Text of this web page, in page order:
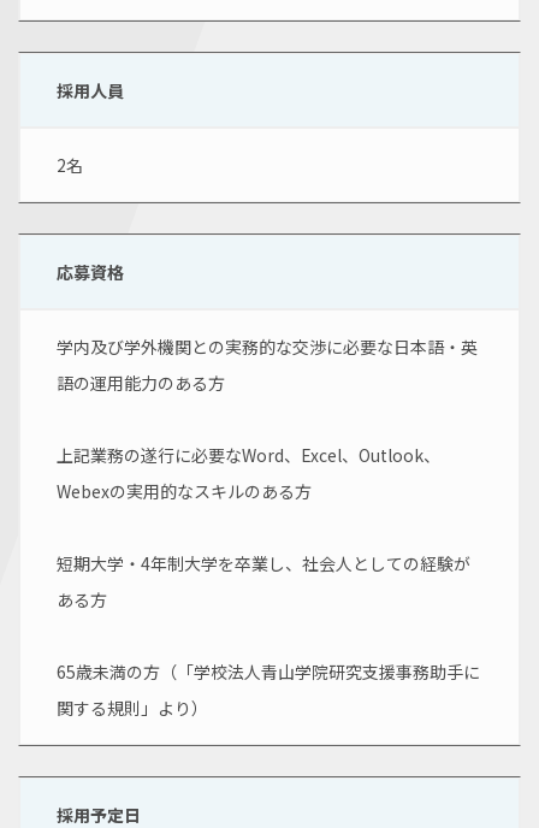
採用人員
2名
応募資格
学内及び学外機関との実務的な交渉に必要な日本語・英
語の運用能力のある方
上記業務の遂行に必要なWord、Excel、Outlook、
Webexの実用的なスキルのある方
短期大学・4年制大学を卒業し、社会人としての経験が
ある方
65歳未満の方（「学校法人青山学院研究支援事務助手に
関する規則」より）
採用予定日